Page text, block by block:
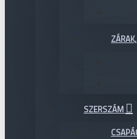
SZERSZÁM